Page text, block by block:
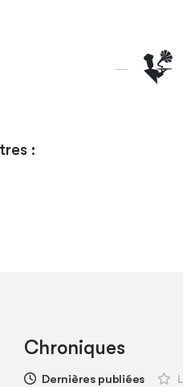
:
Chroniques
Dernières publiées